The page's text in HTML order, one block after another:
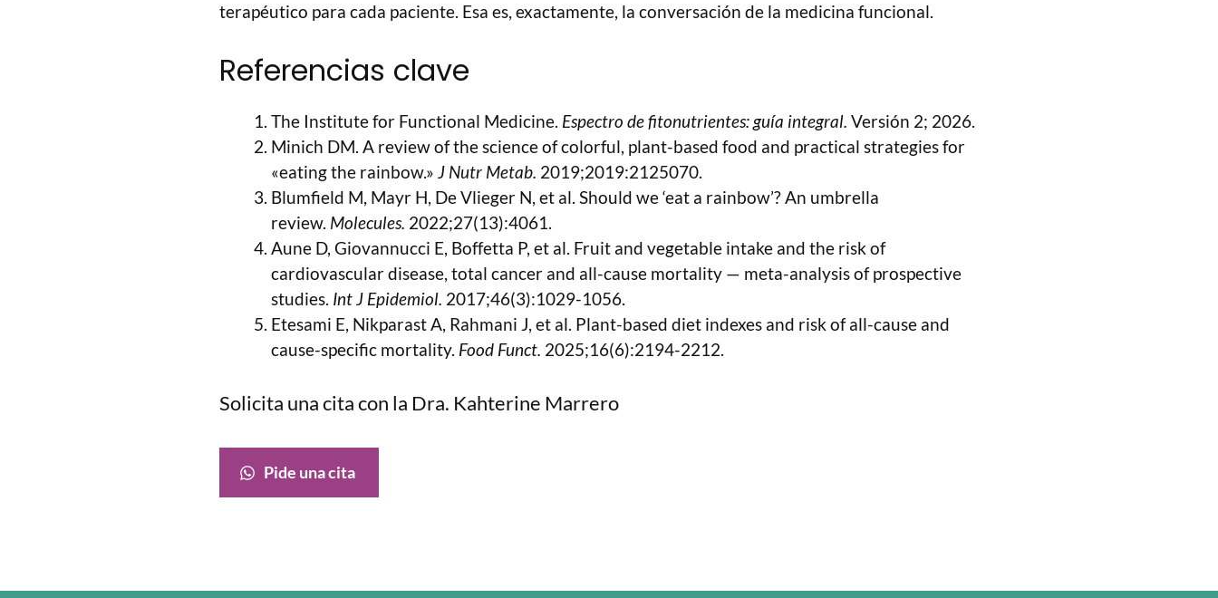
terapéutico para cada paciente. Esa es, exactamente, la conversación de la medicina funcional.
Referencias clave
The Institute for Functional Medicine. Espectro de fitonutrientes: guía integral. Versión 2; 2026.
Minich DM. A review of the science of colorful, plant-based food and practical strategies for
«eating the rainbow.» J Nutr Metab. 2019;2019:2125070.
Blumfield M, Mayr H, De Vlieger N, et al. Should we ‘eat a rainbow’? An umbrella
review. Molecules. 2022;27(13):4061.
Aune D, Giovannucci E, Boffetta P, et al. Fruit and vegetable intake and the risk of
cardiovascular disease, total cancer and all-cause mortality — meta-analysis of prospective
studies. Int J Epidemiol. 2017;46(3):1029-1056.
Etesami E, Nikparast A, Rahmani J, et al. Plant-based diet indexes and risk of all-cause and
cause-specific mortality. Food Funct. 2025;16(6):2194-2212.
Solicita una cita con la Dra. Kahterine Marrero
Pide una cita